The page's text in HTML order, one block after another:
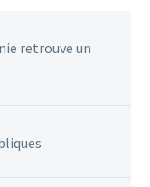
retrouve un